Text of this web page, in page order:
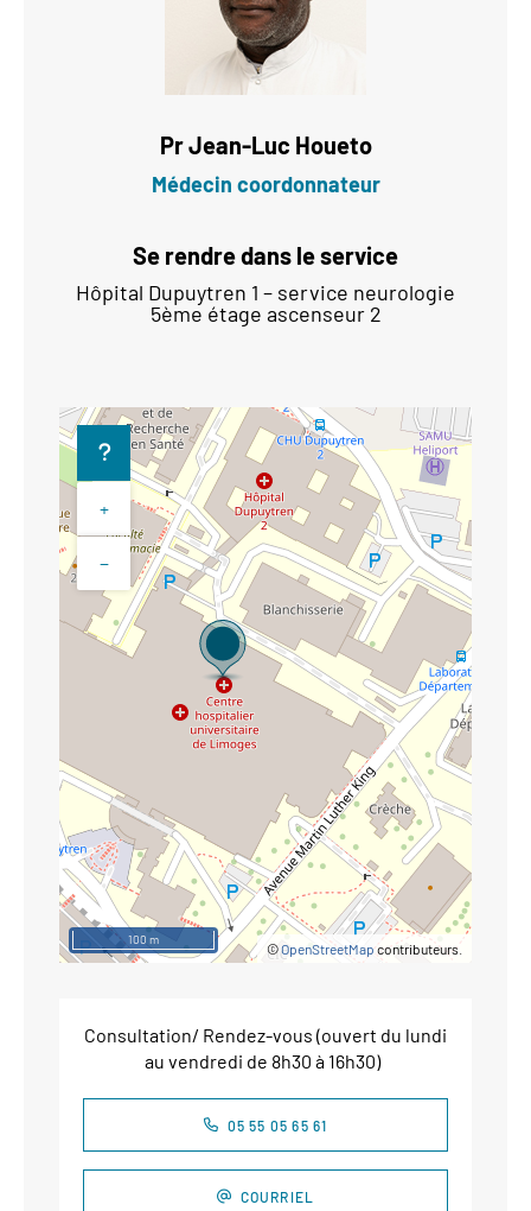
PrJean-Luc Houeto
Médecin coordonnateur
Se rendre dans le service
Hôpital Dupuytren 1 – service neurologie
5ème étage ascenseur 2
+
−
©OpenStreetMap contributeurs.
100 m
Consultation/ Rendez-vous (ouvert du lundi
au vendredi de 8h30 à 16h30)
05 55 05 65 61
COURRIEL